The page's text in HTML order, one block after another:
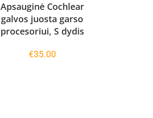
Apsauginė Cochlear
galvos juosta garso
procesoriui, S dydis
€35.00